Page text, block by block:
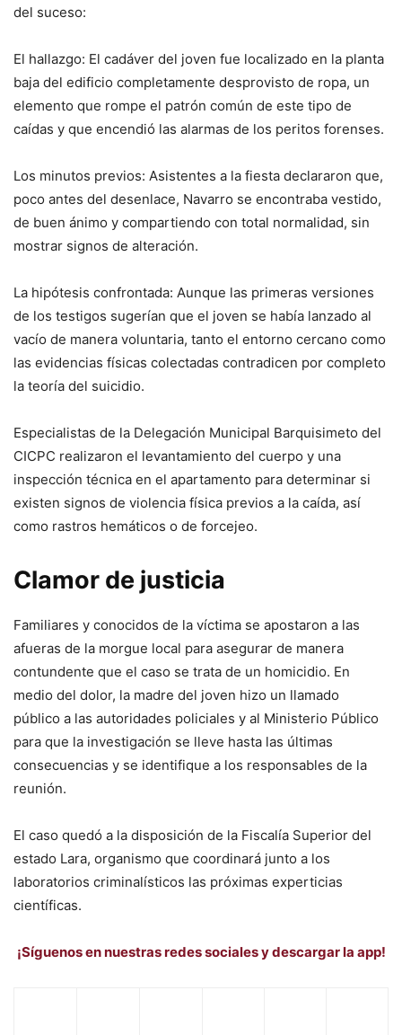
del suceso:
El hallazgo: El cadáver del joven fue localizado en la planta
baja del edificio completamente desprovisto de ropa, un
elemento que rompe el patrón común de este tipo de
caídas y que encendió las alarmas de los peritos forenses.
Los minutos previos: Asistentes a la fiesta declararon que,
poco antes del desenlace, Navarro se encontraba vestido,
de buen ánimo y compartiendo con total normalidad, sin
mostrar signos de alteración.
La hipótesis confrontada: Aunque las primeras versiones
de los testigos sugerían que el joven se había lanzado al
vacío de manera voluntaria, tanto el entorno cercano como
las evidencias físicas colectadas contradicen por completo
la teoría del suicidio.
Especialistas de la Delegación Municipal Barquisimeto del
CICPC realizaron el levantamiento del cuerpo y una
inspección técnica en el apartamento para determinar si
existen signos de violencia física previos a la caída, así
como rastros hemáticos o de forcejeo.
Clamor de justicia
Familiares y conocidos de la víctima se apostaron a las
afueras de la morgue local para asegurar de manera
contundente que el caso se trata de un homicidio. En
medio del dolor, la madre del joven hizo un llamado
público a las autoridades policiales y al Ministerio Público
para que la investigación se lleve hasta las últimas
consecuencias y se identifique a los responsables de la
reunión.
El caso quedó a la disposición de la Fiscalía Superior del
estado Lara, organismo que coordinará junto a los
laboratorios criminalísticos las próximas experticias
científicas.
¡Síguenos en nuestras redes sociales y descargar la app!